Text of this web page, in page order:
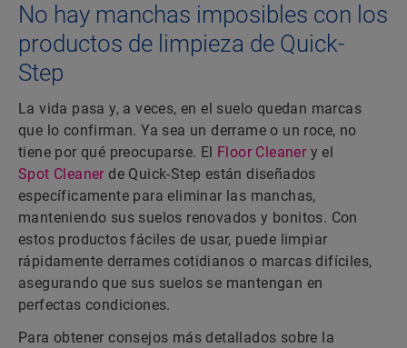
No hay manchas imposibles con los
productos de limpieza de Quick-
Step
La vida pasa y, a veces, en el suelo quedan marcas
que lo confirman. Ya sea un derrame o un roce, no
tiene por qué preocuparse. El
Floor Cleaner y el
Spot Cleaner de Quick-Step están diseñados
específicamente para eliminar las manchas,
manteniendo sus suelos renovados y bonitos. Con
estos productos fáciles de usar, puede limpiar
rápidamente derrames cotidianos o marcas difíciles,
asegurando que sus suelos se mantengan en
perfectas condiciones.
Para obtener consejos más detallados sobre la